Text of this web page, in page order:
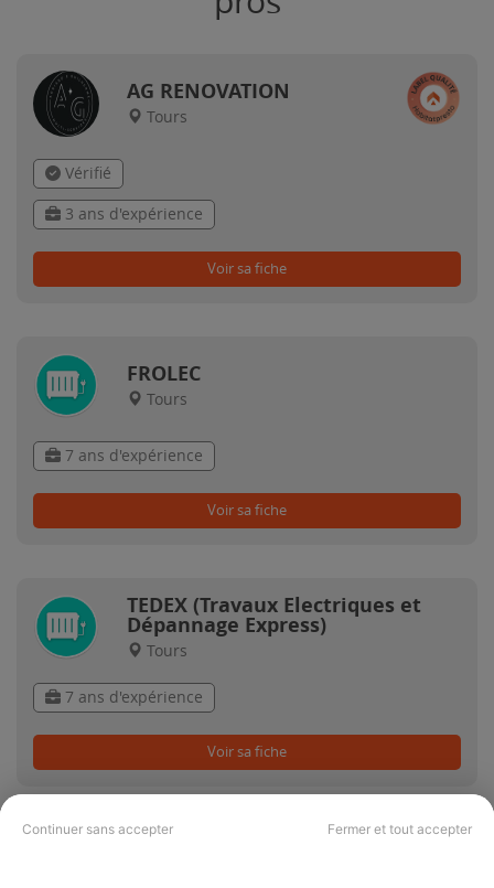
Continuer sans accepter Fermer et tout accepter
AG RENOVATION
Tours
Vérifié
3 ans d'expérience
Voir sa fiche
FROLEC
Tours
7 ans d'expérience
Voir sa fiche
TEDEX (Travaux Electriques et
Dépannage Express)
Tours
7 ans d'expérience
Voir sa fiche